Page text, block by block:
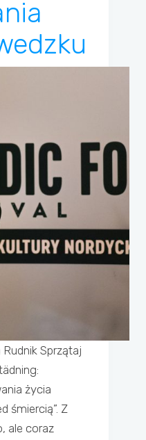
Sprzątaj
życia
śmiercią”. Z
ale coraz